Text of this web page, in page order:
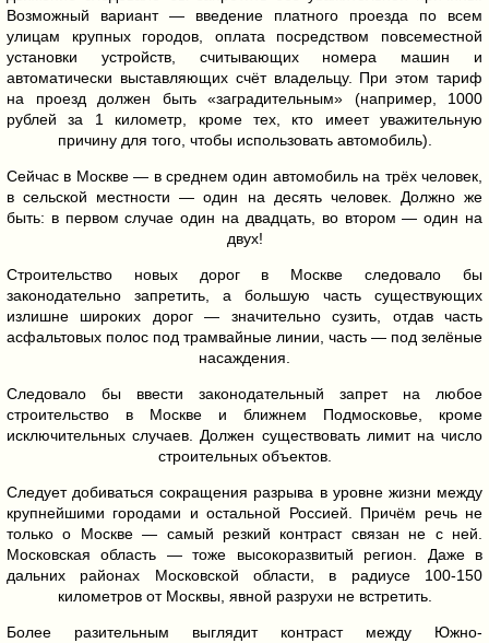
Возможный вариант — введение платного проезда по всем
улицам крупных городов, оплата посредством повсеместной
установки устройств, считывающих номера машин и
автоматически выставляющих счёт владельцу. При этом тариф
на проезд должен быть «заградительным» (например, 1000
рублей за 1 километр, кроме тех, кто имеет уважительную
причину для того, чтобы использовать автомобиль).
Сейчас в Москве — в среднем один автомобиль на трёх человек,
в сельской местности — один на десять человек. Должно же
быть: в первом случае один на двадцать, во втором — один на
двух!
Строительство новых дорог в Москве следовало бы
законодательно запретить, а большую часть существующих
излишне широких дорог — значительно сузить, отдав часть
асфальтовых полос под трамвайные линии, часть — под зелёные
насаждения.
Следовало бы ввести законодательный запрет на любое
строительство в Москве и ближнем Подмосковье, кроме
исключительных случаев. Должен существовать лимит на число
строительных объектов.
Следует добиваться сокращения разрыва в уровне жизни между
крупнейшими городами и остальной Россией. Причём речь не
только о Москве — самый резкий контраст связан не с ней.
Московская область — тоже высокоразвитый регион. Даже в
дальних районах Московской области, в радиусе 100-150
километров от Москвы, явной разрухи не встретить.
Более разительным выглядит контраст между Южно-